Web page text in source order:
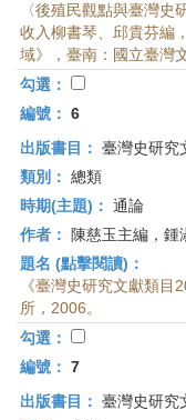
〈後殖民觀點與臺灣史
收入柳書琴、邱貴芬編
域》，臺南：國立臺灣
勾選：
編號： 6
出版書目： 臺灣史研究
類別： 總類
時期(主題)： 通論
作者：
陳慈玉主編，鍾
題名 (點擊閱讀)：
《臺灣史研究文獻類
所，2006。
勾選：
編號： 7
出版書目： 臺灣史研究